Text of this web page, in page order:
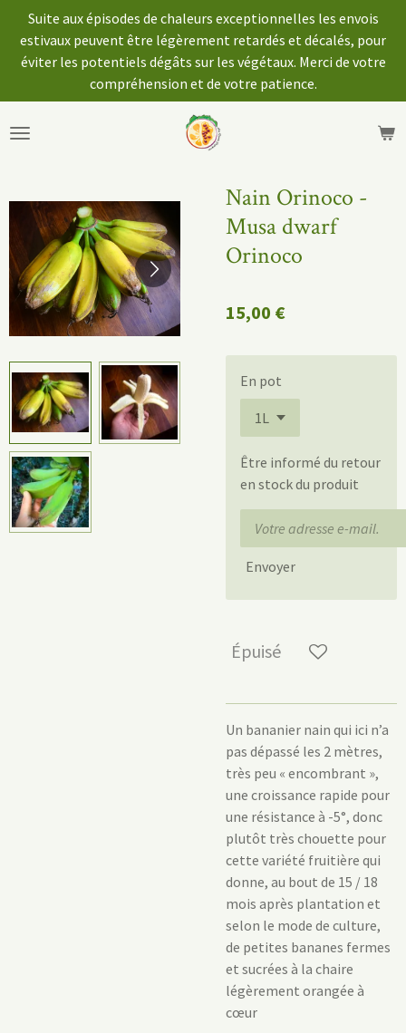
Passer
au
contenu
Suite aux épisodes de chaleurs exceptionnelles les envois
estivaux peuvent être légèrement retardés et décalés, pour
éviter les potentiels dégâts sur les végétaux. Merci de votre
compréhension et de votre patience.
Nain Orinoco -
Musa dwarf
Orinoco
15,00 €
En pot
Être informé du retour
en stock du produit
Envoyer
Épuisé
Un bananier nain qui ici n’a
pas dépassé les 2 mètres,
très peu « encombrant »,
une croissance rapide pour
une résistance à -5°, donc
plutôt très chouette pour
cette variété fruitière qui
donne, au bout de 15 / 18
mois après plantation et
selon le mode de culture,
de petites bananes fermes
et sucrées à la chaire
légèrement orangée à
cœur